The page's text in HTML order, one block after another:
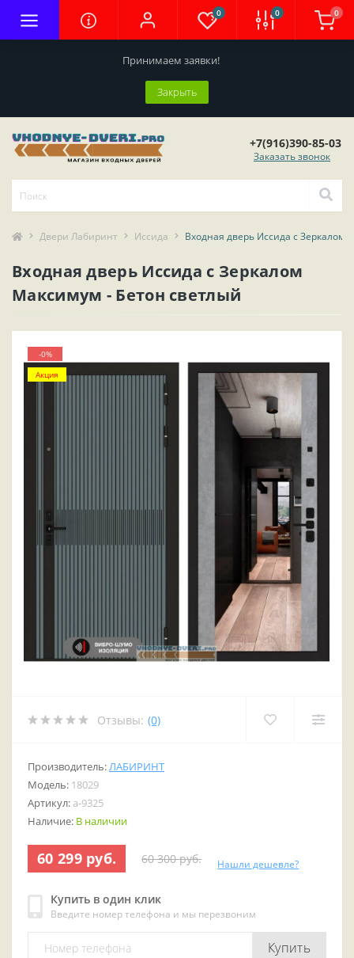
Принимаем заявки!
Закрыть
0 0 0
+7(916)390-85-03
Заказать звонок
Двери Лабиринт Иссида Входная дверь Иссида с Зеркалом
Входная дверь Иссида с Зеркалом
Максимум - Бетон светлый
-0%
Акция
Отзывы: (0)
Производитель:ЛАБИРИНТ
Модель: 18029
Артикул: a-9325
Наличие: В наличии
60 299 руб. 60 300 руб. Нашли дешевле?
Купить в один клик
Введите номер телефона и мы перезвоним
Купить